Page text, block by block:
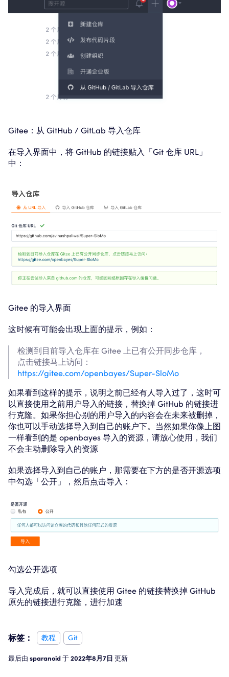
Gitee：从 GitHub / GitLab 导入仓库
在导入界面中，将 GitHub 的链接贴入「Git 仓库 URL」
中：
Gitee 的导入界面
这时候有可能会出现上面的提示，例如：
检测到目前导入仓库在 Gitee 上已有公开同步仓库，
点击链接马上访问：
https://gitee.com/openbayes/Super-SloMo
如果看到这样的提示，说明之前已经有人导入过了，这时可
以直接使用之前用户导入的链接，替换掉 GitHub 的链接进
行克隆。如果你担心别的用户导入的内容会在未来被删掉，
你也可以手动选择导入到自己的账户下。当然如果你像上图
一样看到的是 openbayes 导入的资源，请放心使用，我们
不会主动删除导入的资源
如果选择导入到自己的账户，那需要在下方的是否开源选项
中勾选「公开」，然后点击导入：
勾选公开选项
导入完成后，就可以直接使用 Gitee 的链接替换掉 GitHub
原先的链接进行克隆，进行加速
标签： 教程 Git
最后由 sparanoid于2022年8月7日 更新